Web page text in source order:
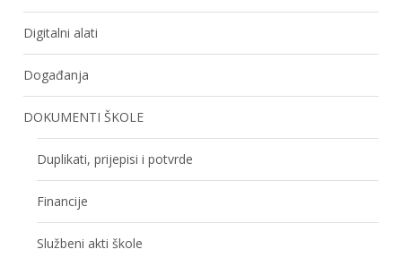
Digitalni alati
Događanja
DOKUMENTI ŠKOLE
Duplikati, prijepisi i potvrde
Financije
Službeni akti škole